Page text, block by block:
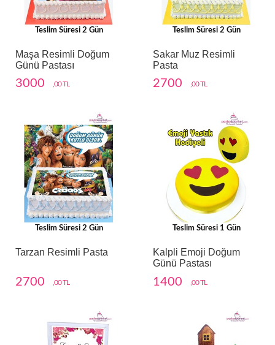
Teslim Süresi 2 Gün
Maşa Resimli Doğum
Günü Pastası
3000 ,00 TL
Teslim Süresi 2 Gün
Sakar Muz Resimli
Pasta
2700 ,00 TL
Teslim Süresi 2 Gün
Tarzan Resimli Pasta
2700 ,00 TL
Teslim Süresi 1 Gün
Kalpli Emoji Doğum
Günü Pastası
1400 ,00 TL